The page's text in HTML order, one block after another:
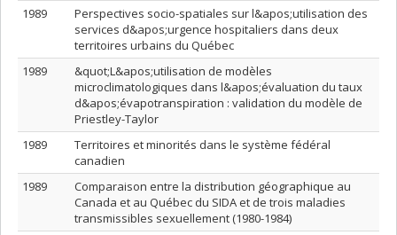
1989
Perspectives socio-spatiales sur l&apos;utilisation des
services d&apos;urgence hospitaliers dans deux
territoires urbains du Québec
1989
&quot;L&apos;utilisation de modèles
microclimatologiques dans l&apos;évaluation du taux
d&apos;évapotranspiration : validation du modèle de
Priestley-Taylor
1989
Territoires et minorités dans le système fédéral
canadien
1989
Comparaison entre la distribution géographique au
Canada et au Québec du SIDA et de trois maladies
transmissibles sexuellement (1980-1984)